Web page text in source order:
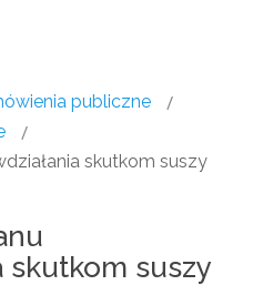
publiczne
skutkom suszy
skutkom suszy